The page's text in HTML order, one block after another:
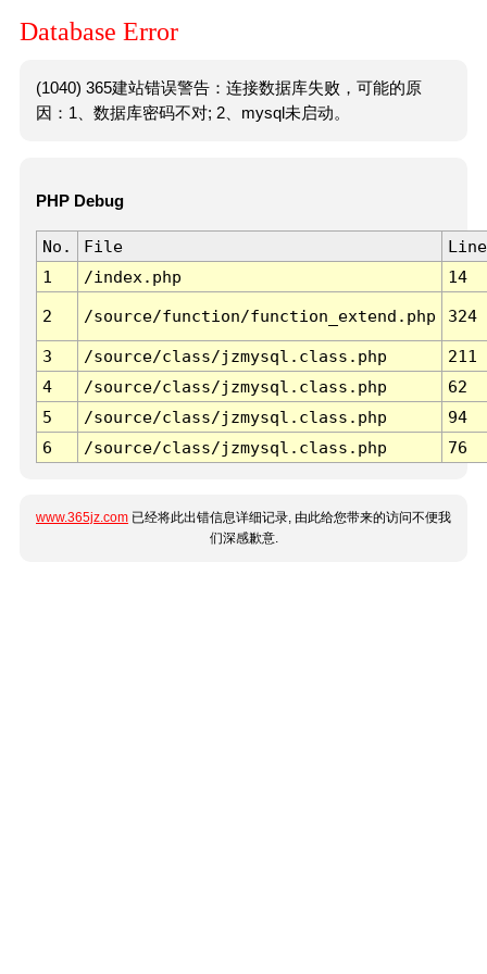
Database Error
(1040) 365建站错误警告：连接数据库失败，可能的原
因：1、数据库密码不对; 2、mysql未启动。
PHP Debug
No. File
Line
1
/index.php 14
2 /source/function/function_extend.php 324
3 /source/class/jzmysql.class.php
211
4
/source/class/jzmysql.class.php
62
5
/source/class/jzmysql.class.php
94
6
/source/class/jzmysql.class.php 76
www.365jz.com 已经将此出错信息详细记录, 由此给您带来的访问不便我
们深感歉意.